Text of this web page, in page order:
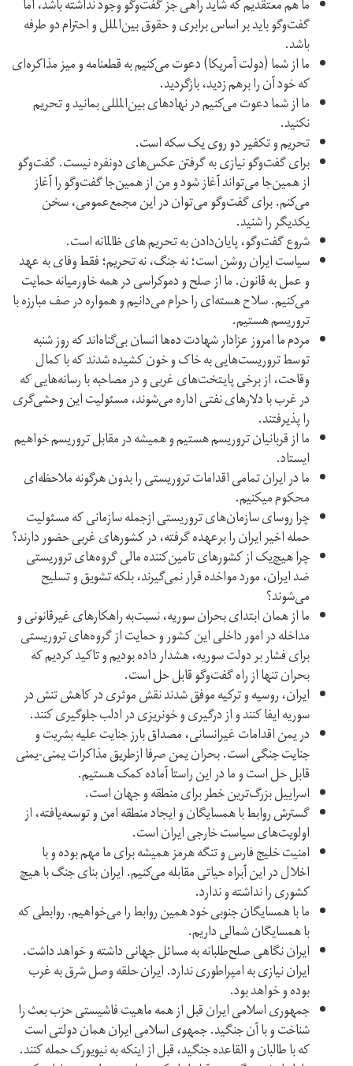
ما هم معتقدیم که شاید راهی جز گفت‌وگو وجود نداشته باشد، اما
گفت‌وگو باید بر اساس برابری و حقوق بین‌الملل و احترام دو طرفه
باشد.
ما از شما (دولت آمریکا) دعوت می‌کنیم به قطعنامه و میز مذاکره‌ای
که خود آن را برهم زدید، بازگردید.
ما از شما دعوت می‌کنیم در نهادهای بین‌المللی بمانید و تحریم
نکنید.
تحریم و تکفیر دو روی یک سکه است.
برای گفت‌وگو نیازی به گرفتن عکس‌های دونفره نیست. گفت‌وگو
از همین‌جا می‌تواند آغاز شود و من از همین‌جا گفت‌وگو را آغاز
می‌کنم. برای گفت‌وگو می‌توان در این مجمع‌عمومی، سخن
یکدیگر را شنید.
شروع گفت‌وگو، پایان‌دادن به تحریم های ظالمانه است.
سیاست ایران روشن است؛ نه جنگ، نه تحریم؛ فقط وفای به عهد
و عمل به قانون. ما از صلح و دموکراسی در همه خاورمیانه حمایت
می‌کنیم. سلاح هسته‌ای را حرام می‌دانیم و همواره در صف مبارزه با
تروریسم هستیم.
مردم ما امروز عزادار شهادت ده‌ها انسان بی‌گناه‌اند که روز شنبه
توسط تروریست‌هایی به خاک و خون کشیده شدند که با کمال
وقاحت، از برخی پایتخت‌های غربی و در مصاحبه با رسانه‌هایی که
در غرب با دلارهای نفتی اداره می‌شوند، مسئولیت این وحشی‌گری
را پذیرفتند.
ما از قربانیان تروریسم هستیم و همیشه در مقابل تروریسم خواهیم
ایستاد.
ما در ایران تمامی اقدامات تروریستی را بدون هرگونه ملاحظه‌‌ای
محکوم میکنیم.
چرا روسای سازمان‌های تروریستی ازجمله سازمانی که مسئولیت
حمله اخیر ایران را برعهده گرفته، در کشورهای غربی حضور دارند؟
چرا هیچ‌یک از کشورهای تامین‌کننده مالی گروه‌های تروریستی
ضد ایران، مورد مواخده قرار نمی‌گیرند، بلکه تشویق و تسلیح
می‌شوند؟
ما از همان ابتدای بحران سوریه، نسبت‌به راهکارهای غیرقانونی و
مداخله در امور داخلی این کشور و حمایت از گروه‌های تروریستی
برای فشار بر دولت سوریه، هشدار داده بودیم و تاکید کردیم که
بحران تنها از راه گفت‌وگو قابل حل است.
ایران، روسیه و ترکیه موفق شدند نقش موثری در کاهش تنش در
سوریه ایفا کنند و از درگیری و خونریزی در ادلب جلوگیری کنند.
در یمن اقدامات غیرانسانی، مصداق بارز جنایت علیه بشریت و
جنایت جنگی است. بحران یمن صرفا ازطریق مذاکرات یمنی-یمنی
قابل حل است و ما در این راستا آماده کمک هستیم.
اسراییل بزرگ‌ترین خطر برای منطقه و جهان است.
گسترش روابط با همسایگان و ایجاد منطقه امن و توسعه‌یافته، از
اولویت‌های سیاست خارجی ایران است.
امنیت خلیج فارس و تنگه هرمز همیشه برای ما مهم بوده و با
اخلال در این آبراه حیاتی مقابله می‌کنیم. ایران بنای جنگ با هیچ
کشوری را نداشته و ندارد.
ما با همسایگان جنوبی خود همین روابط را می‌خواهیم. روابطی که
با همسایگان شمالی داریم.
ایران نگاهی صلح‌طلبانه به مسائل جهانی داشته و خواهد داشت.
ایران نیازی به امپراطوری ندارد. ایران حلقه وصل شرق به غرب
بوده و خواهد بود.
جمهوری اسلامی ایران قبل از همه ماهیت فاشیستی حزب بعث را
شناخت و با آن جنگید. جمهوی اسلامی ایران همان دولتی است
که با طالبان و القاعده جنگید، قبل از اینکه به نیویورک حمله کنند.